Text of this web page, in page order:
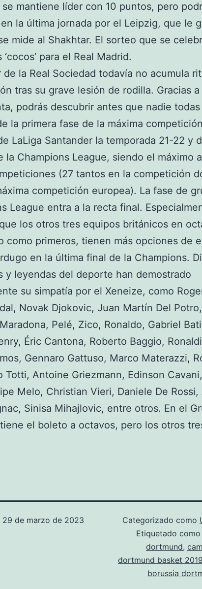
mantiene líder con 10 puntos, pero
la última jornada por el Leipzig, que le
mide al Shakhtar. El sorteo que se
para el Real Madrid.
de la Real Sociedad todavía no acumula
tras su grave lesión de rodilla. Gracias a
podrás descubrir antes que nadie
la primera fase de la máxima
LaLiga Santander la temporada 21-22 y
la Champions League, siendo el máximo
(27 tantos en la competición
competición europea). La fase de
League entra a la recta final.
los otros tres equipos británicos en
como primeros, tienen más opciones de
en la última final de la Champions.
y leyendas del deporte han demostrado
su simpatía por el Xeneize, como
Novak Djokovic, Juan Martín Del
Pelé, Zico, Ronaldo, Gabriel
Éric Cantona, Roberto Baggio,
Gennaro Gattuso, Marco Materazzi,
Totti, Antoine Griezmann, Edinson
Melo, Christian Vieri, Daniele De
Sinisa Mihajlovic, entre otros. En el
el boleto a octavos, pero los otros
29 de marzo de 2023
Categorizado como
Etiquetado como
dortmund,
dortmund basket 2019
borussia